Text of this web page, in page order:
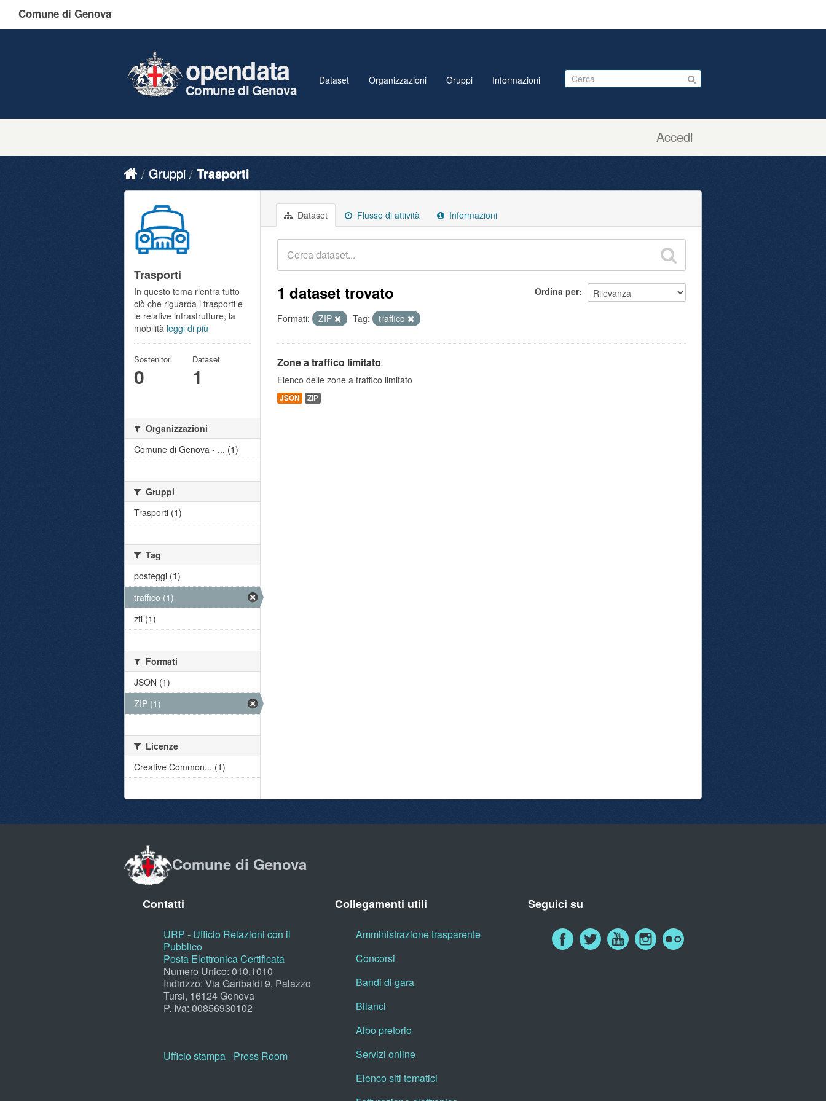
Comune di Genova
Accedi
opendata
Comune di Genova
Dataset Organizzazioni Gruppi Informazioni
Gruppi Trasporti
Dataset Flusso di attività Informazioni
Ordina per
1 dataset trovato
Formati: ZIP Tag: traffico
Zone a traffico limitato
Elenco delle zone a traffico limitato
JSON ZIP
Trasporti
In questo tema rientra tutto
ciò che riguarda i trasporti e
le relative infrastrutture, la
mobilità leggi di più
Sostenitori
0
Dataset
1
Organizzazioni
Comune di Genova - ... (1)
Gruppi
Trasporti (1)
Tag
posteggi (1)
traffico (1)
ztl (1)
Formati
JSON (1)
ZIP (1)
Licenze
Creative Common... (1)
Comune di Genova
Contatti
URP - Ufficio Relazioni con il
Pubblico
Posta Elettronica Certificata
Numero Unico: 010.1010
Indirizzo: Via Garibaldi 9, Palazzo
Tursi, 16124 Genova
P. Iva: 00856930102
Ufficio stampa - Press Room
Collegamenti utili
Amministrazione trasparente
Concorsi
Bandi di gara
Bilanci
Albo pretorio
Servizi online
Elenco siti tematici
Seguici su